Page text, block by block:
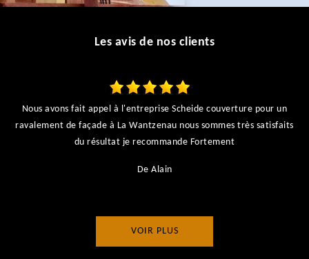
Les avis de nos clients
Nous avons fait appel à l'entreprise Scheide couverture pour un
ravalement de façade à La Wantzenau nous sommes très satisfaits
du résultat je recommande Fortement
De Alain
VOIR PLUS